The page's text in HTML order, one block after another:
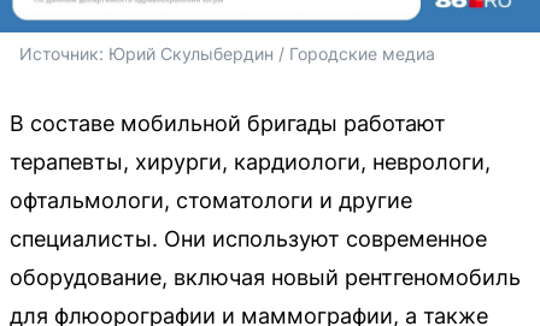
Источник: Юрий Скулыбердин / Городские медиа
В составе мобильной бригады работают
терапевты, хирурги, кардиологи, неврологи,
офтальмологи, стоматологи и другие
специалисты. Они используют современное
оборудование, включая новый рентгеномобиль
для флюорографии и маммографии, а также